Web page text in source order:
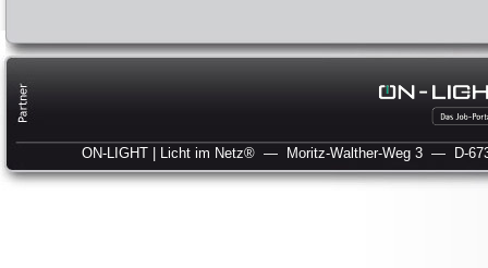
ON-LIGHT | Licht im Netz® — Moritz-Walther-Weg 3 — D-